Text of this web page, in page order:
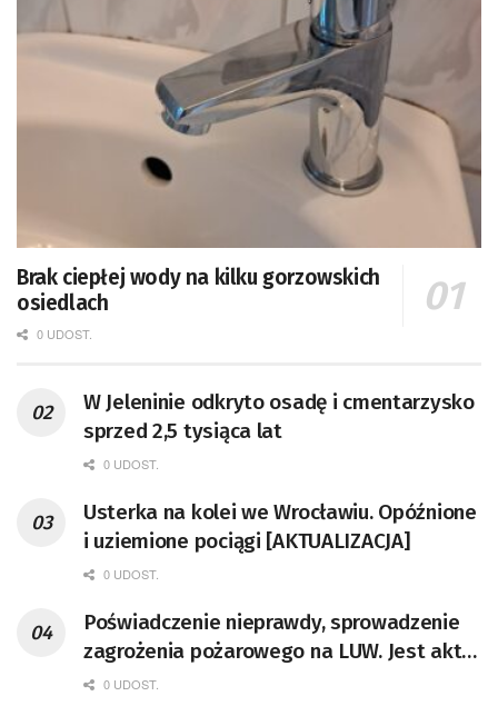
Brak ciepłej wody na kilku gorzowskich
osiedlach
0 UDOST.
W Jeleninie odkryto osadę i cmentarzysko
sprzed 2,5 tysiąca lat
0 UDOST.
Usterka na kolei we Wrocławiu. Opóźnione
i uziemione pociągi [AKTUALIZACJA]
0 UDOST.
Poświadczenie nieprawdy, sprowadzenie
zagrożenia pożarowego na LUW. Jest akt
oskarżenia [AKTUALIZACJA]
0 UDOST.